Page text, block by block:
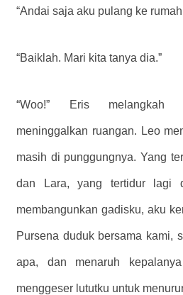
“Andai saja aku pulang ke
“Baiklah. Mari kita tanya dia.”
“Woo!” Eris melangkah
meninggalkan ruangan. Leo
masih di punggungnya. Yang
dan Lara, yang tertidur lagi
membangunkan gadisku, aku
Pursena duduk bersama kami,
apa, dan menaruh
menggeser lututku untuk